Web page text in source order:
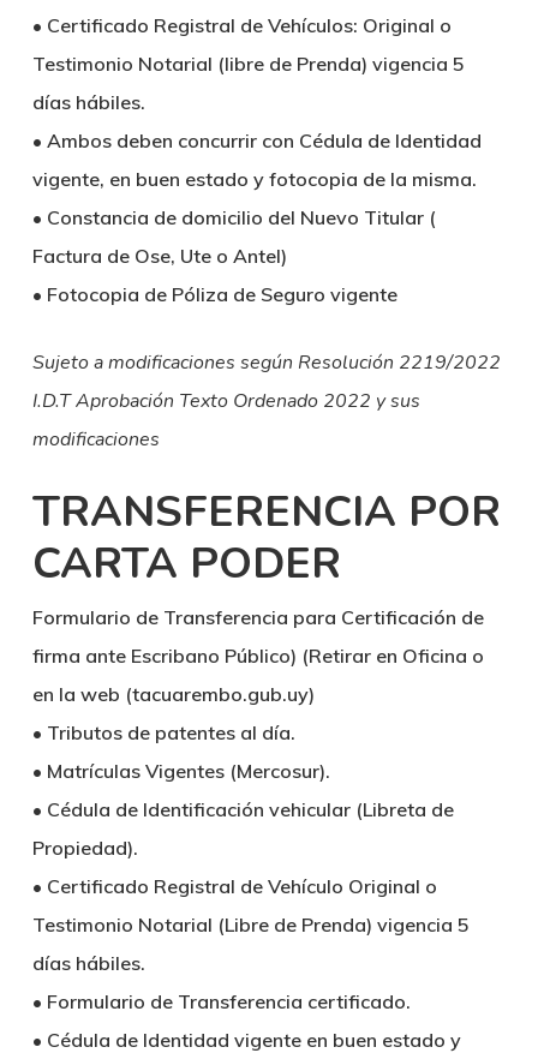
• Certificado Registral de Vehículos: Original o
Testimonio Notarial (libre de Prenda) vigencia 5
días hábiles.
• Ambos deben concurrir con Cédula de Identidad
vigente, en buen estado y fotocopia de la misma.
• Constancia de domicilio del Nuevo Titular (
Factura de Ose, Ute o Antel)
• Fotocopia de Póliza de Seguro vigente
Sujeto a modificaciones según Resolución 2219/2022
I.D.T Aprobación Texto Ordenado 2022 y sus
modificaciones
TRANSFERENCIA POR
CARTA PODER
Formulario de Transferencia para Certificación de
firma ante Escribano Público) (Retirar en Oficina o
en la web (tacuarembo.gub.uy)
• Tributos de patentes al día.
• Matrículas Vigentes (Mercosur).
• Cédula de Identificación vehicular (Libreta de
Propiedad).
• Certificado Registral de Vehículo Original o
Testimonio Notarial (Libre de Prenda) vigencia 5
días hábiles.
• Formulario de Transferencia certificado.
• Cédula de Identidad vigente en buen estado y